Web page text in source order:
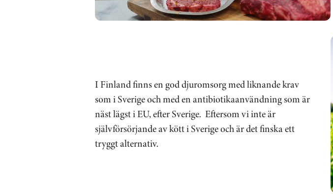
I Finland finns en god djuromsorg med liknande krav
som i Sverige och med en antibiotikaanvändning som är
näst lägst i EU, efter Sverige. Eftersom vi inte är
självförsörjande av kött i Sverige och är det finska ett
tryggt alternativ.